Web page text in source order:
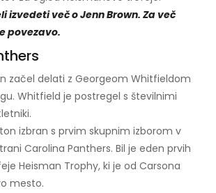
izvedeti več o Jenn Brown. Za več
povezavo.
začel delati z Georgeom Whitfieldom
Whitfield je postregel s številnimi
izbran s prvim skupnim izborom v
Carolina Panthers. Bil je eden prvih
Heisman Trophy, ki je od Carsona
mesto.